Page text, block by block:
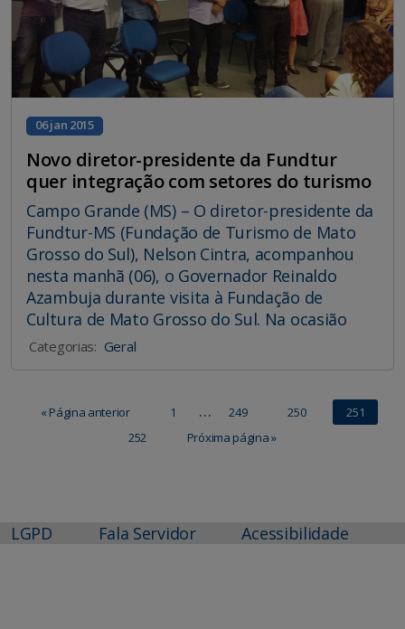
06 jan 2015
Novo diretor-presidente da Fundtur
quer integração com setores do turismo
Campo Grande (MS) – O diretor-presidente da
Fundtur-MS (Fundação de Turismo de Mato
Grosso do Sul), Nelson Cintra, acompanhou
nesta manhã (06), o Governador Reinaldo
Azambuja durante visita à Fundação de
Cultura de Mato Grosso do Sul. Na ocasião
Categorias: Geral
« Página anterior 1 … 249 250
251
252
Próxima página »
LGPD Fala Servidor Acessibilidade